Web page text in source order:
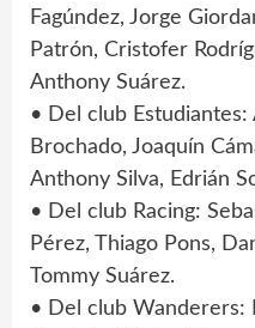
Fagúndez, Jorge
Patrón, Cristofer
Anthony Suárez.
• Del club
Brochado, Joaquín
Anthony Silva, Edrián
• Del club Racing:
Pérez, Thiago Pons,
Tommy Suárez.
• Del club Wanderers: